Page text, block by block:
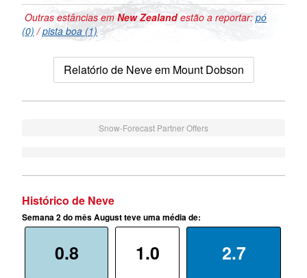
Outras estâncias emNew Zealandestão a reportar: pó
(0) /pista boa (1)
Relatório de Neve em Mount Dobson
Snow-Forecast Partner Offers
Histórico de Neve
Semana 2 do mês August teve uma média de:
0.8 1.0 2.7